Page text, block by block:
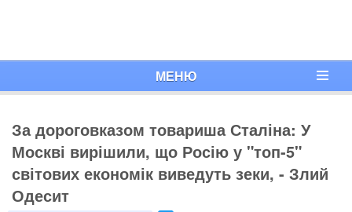
МЕНЮ
За дороговказом товариша Сталіна: У
Москві вирішили, що Росію у "топ-5"
світових економік виведуть зеки, - Злий
Одесит